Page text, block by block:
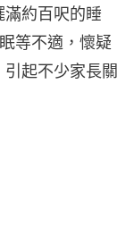
滿約百呎的睡
等不適，懷疑
起不少家長關